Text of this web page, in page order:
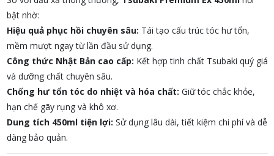
bật nhờ:
Hiệu quả phục hồi chuyên sâu: Tái tạo cấu trúc tóc hư tổn,
mềm mượt ngay từ lần đầu sử dụng.
Công thức Nhật Bản cao cấp: Kết hợp tinh chất Tsubaki quý giá
và dưỡng chất chuyên sâu.
Chống hư tổn tóc do nhiệt và hóa chất: Giữ tóc chắc khỏe,
hạn chế gãy rụng và khô xơ.
Dung tích 450ml tiện lợi: Sử dụng lâu dài, tiết kiệm chi phí và dễ
dàng bảo quản.